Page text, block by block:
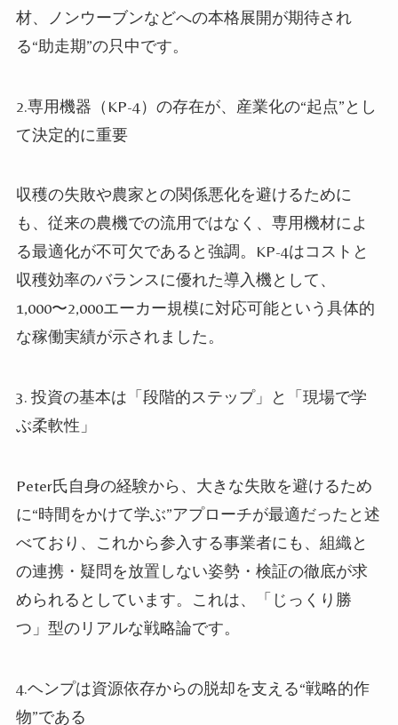
材、ノンウーブンなどへの本格展開が期待され
る“助走期”の只中です。
2.専用機器（KP-4）の存在が、産業化の“起点”とし
て決定的に重要
収穫の失敗や農家との関係悪化を避けるために
も、従来の農機での流用ではなく、専用機材によ
る最適化が不可欠であると強調。KP-4はコストと
収穫効率のバランスに優れた導入機として、
1,000〜2,000エーカー規模に対応可能という具体的
な稼働実績が示されました。
3. 投資の基本は「段階的ステップ」と「現場で学
ぶ柔軟性」
Peter氏自身の経験から、大きな失敗を避けるため
に“時間をかけて学ぶ”アプローチが最適だったと述
べており、これから参入する事業者にも、組織と
の連携・疑問を放置しない姿勢・検証の徹底が求
められるとしています。これは、「じっくり勝
つ」型のリアルな戦略論です。
4.ヘンプは資源依存からの脱却を支える“戦略的作
物”である